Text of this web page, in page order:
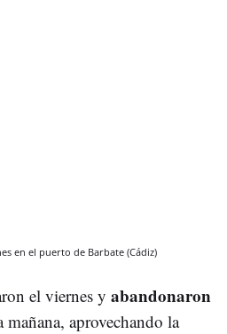
en el puerto de Barbate (Cádiz)
el viernes y abandonaron
mañana, aprovechando la